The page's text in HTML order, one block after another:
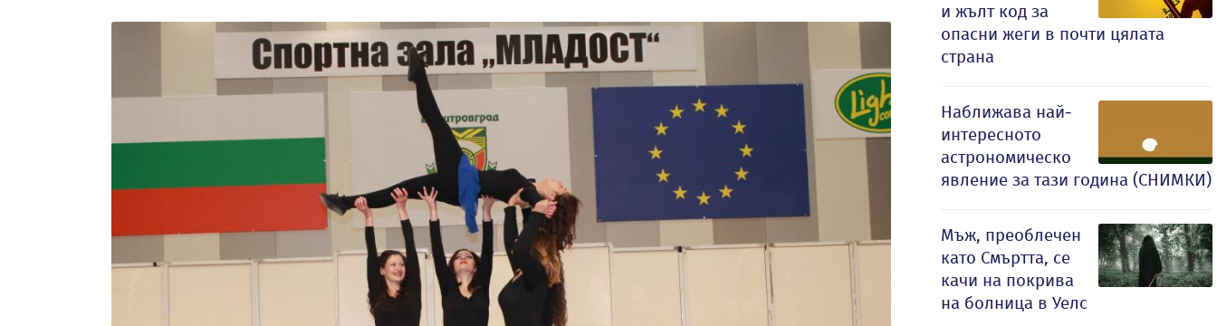
и жълт код за
опасни жеги в почти цялата
страна
Наближава най-
интересното
астрономическо
явление за тази година (СНИМКИ)
Мъж, преоблечен
като Смъртта, се
качи на покрива
на болница в Уелс